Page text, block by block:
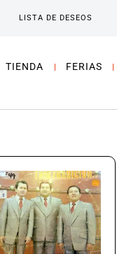
LISTA DE DESEOS
TIENDA FERIAS